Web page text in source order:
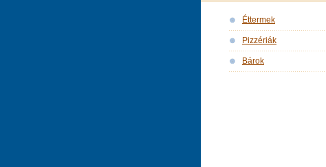
Éttermek
Pizzériák
Bárok